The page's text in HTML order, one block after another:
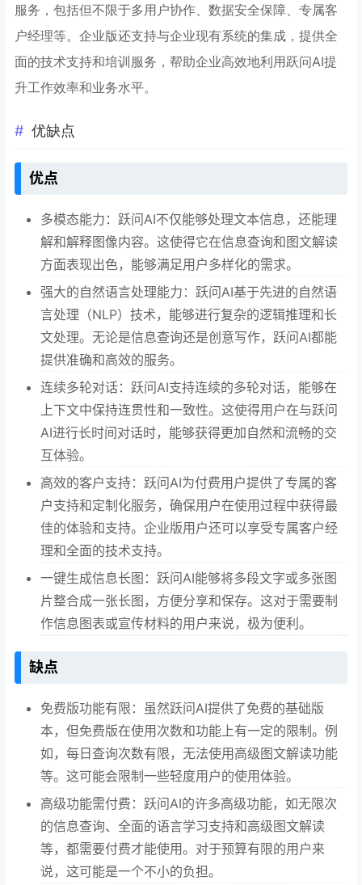
服务，包括但不限于多用户协作、数据安全保障、专属客
户经理等。企业版还支持与企业现有系统的集成，提供全
面的技术支持和培训服务，帮助企业高效地利用跃问AI提
升工作效率和业务水平。
优缺点
优点
多模态能力：跃问AI不仅能够处理文本信息，还能理
解和解释图像内容。这使得它在信息查询和图文解读
方面表现出色，能够满足用户多样化的需求。
强大的自然语言处理能力：跃问AI基于先进的自然语
言处理（NLP）技术，能够进行复杂的逻辑推理和长
文处理。无论是信息查询还是创意写作，跃问AI都能
提供准确和高效的服务。
连续多轮对话：跃问AI支持连续的多轮对话，能够在
上下文中保持连贯性和一致性。这使得用户在与跃问
AI进行长时间对话时，能够获得更加自然和流畅的交
互体验。
高效的客户支持：跃问AI为付费用户提供了专属的客
户支持和定制化服务，确保用户在使用过程中获得最
佳的体验和支持。企业版用户还可以享受专属客户经
理和全面的技术支持。
一键生成信息长图：跃问AI能够将多段文字或多张图
片整合成一张长图，方便分享和保存。这对于需要制
作信息图表或宣传材料的用户来说，极为便利。
缺点
免费版功能有限：虽然跃问AI提供了免费的基础版
本，但免费版在使用次数和功能上有一定的限制。例
如，每日查询次数有限，无法使用高级图文解读功能
等。这可能会限制一些轻度用户的使用体验。
高级功能需付费：跃问AI的许多高级功能，如无限次
的信息查询、全面的语言学习支持和高级图文解读
等，都需要付费才能使用。对于预算有限的用户来
说，这可能是一个不小的负担。